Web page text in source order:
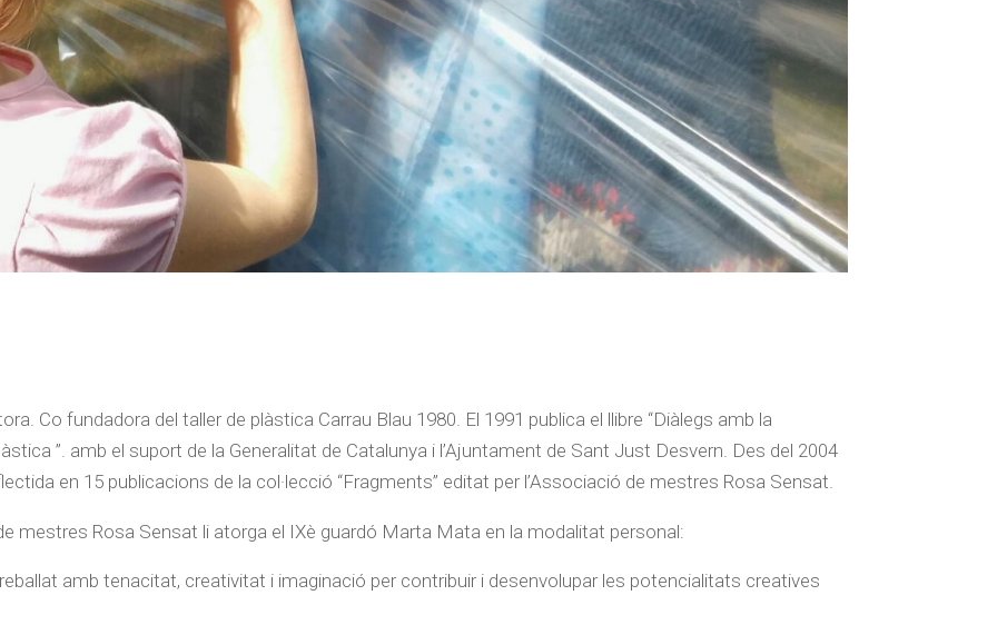
Co fundadora del taller de plàstica Carrau Blau 1980. El 1991 publica el llibre “Diàlegs amb la
”. amb el suport de la Generalitat de Catalunya i l’Ajuntament de Sant Just Desvern. Des del 2004
en 15 publicacions de la col·lecció “Fragments” editat per l’Associació de mestres Rosa Sensat.
mestres Rosa Sensat li atorga el IXè guardó Marta Mata en la modalitat personal:
amb tenacitat, creativitat i imaginació per contribuir i desenvolupar les potencialitats creatives